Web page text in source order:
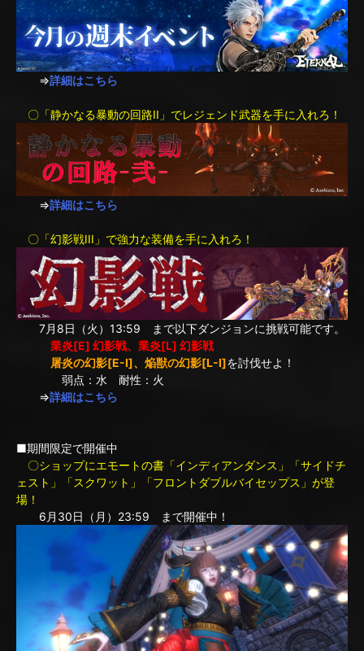
⇒詳細はこちら
〇「静かなる暴動の回路II」でレジェンド武器を手に入れろ！
⇒詳細はこちら
〇「幻影戦III」で強力な装備を手に入れろ！
7月8日（火）13:59 まで以下ダンジョンに挑戦可能です。
業炎[E] 幻影戦、業炎[L] 幻影戦
屠炎の幻影[E-I]、焔獣の幻影[L-I]を討伐せよ！
弱点：水 耐性：火
⇒詳細はこちら
■期間限定で開催中
〇ショップにエモートの書「インディアンダンス」「サイドチ
ェスト」「スクワット」「フロントダブルバイセップス」が登
場！
6月30日（月）23:59 まで開催中！